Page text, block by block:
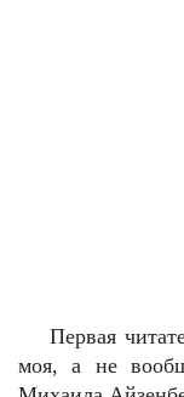
Первая
моя, а не